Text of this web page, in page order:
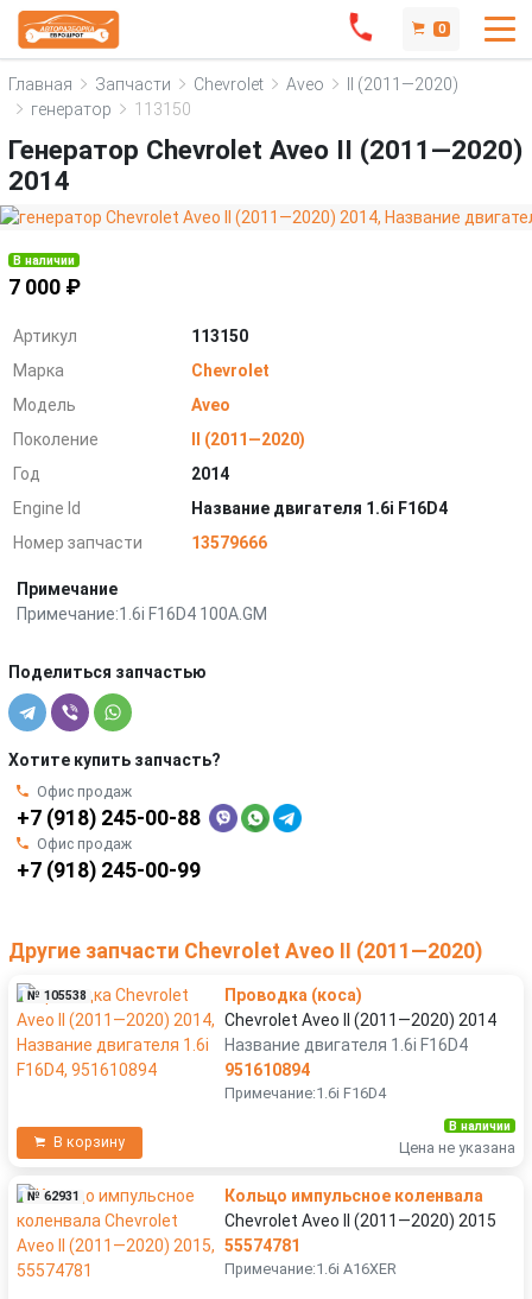
0
Главная Запчасти Chevrolet Aveo
II (2011—2020)
генератор
113150
Генератор Chevrolet Aveo II (2011—2020)
2014
В наличии
7 000 ₽
Артикул
113150
Марка
Chevrolet
Модель
Aveo
Поколение
II (2011—2020)
Год
2014
Engine Id
Название двигателя 1.6i F16D4
Номер запчасти
13579666
Примечание
Примечание:1.6i F16D4 100A.GM
Поделиться запчастью
Хотите купить запчасть?
Офис продаж
+7 (918) 245-00-88
Офис продаж
+7 (918) 245-00-99
Другие запчасти Chevrolet Aveo II (2011—2020)
№ 105538
Проводка (коса)
Chevrolet Aveo II (2011—2020) 2014
Название двигателя 1.6i F16D4
951610894
Примечание:1.6i F16D4
В корзину
В наличии
Цена не указана
№ 62931
Кольцо импульсное коленвала
Chevrolet Aveo II (2011—2020) 2015
55574781
Примечание:1.6i A16XER